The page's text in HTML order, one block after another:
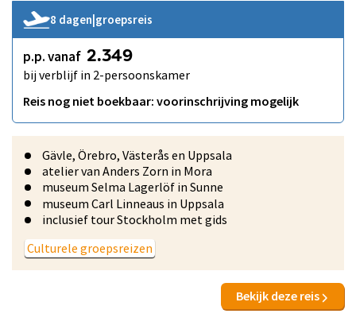
8 dagen|groepsreis
p.p. vanaf 2.349
bij verblijf in 2-persoonskamer
Reis nog niet boekbaar: voorinschrijving mogelijk
Gävle, Örebro, Västerås en Uppsala
atelier van Anders Zorn in Mora
museum Selma Lagerlöf in Sunne
museum Carl Linneaus in Uppsala
inclusief tour Stockholm met gids
Culturele groepsreizen
Bekijk deze reis